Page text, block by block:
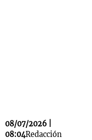
08/07/2026 |
08:04Redacción